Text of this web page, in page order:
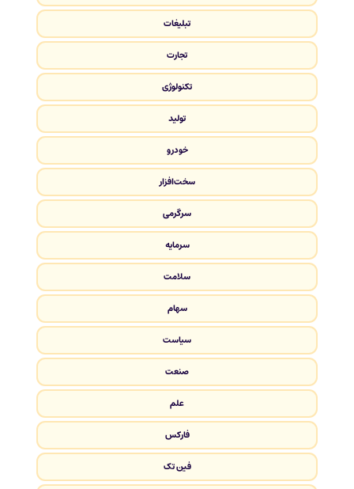
تبلیغات
تجارت
تکنولوژی
تولید
خودرو
سخت‌افزار
سرگرمی
سرمایه
سلامت
سهام
سیاست
صنعت
علم
فارکس
فین تک